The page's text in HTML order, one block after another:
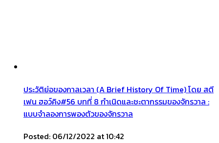
ประวัติย่อของกาลเวลา (A Brief History Of Time) โดย สตี
เฟน ฮอว์คิง#56 บทที่ 8 กำเนิดและชะตากรรมของจักรวาล :
แบบจำลองการพองตัวของจักรวาล
Posted: 06/12/2022 at 10:42